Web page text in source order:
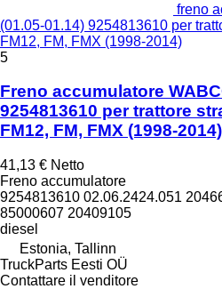
freno
(01.05-01.14) 9254813610 per
FM12, FM, FMX (1998-2014)
5
Freno accumulatore
9254813610 per trattore
FM12, FM, FMX (1998-2014)
41,13 € Netto
Freno accumulatore
9254813610 02.06.2424.051
85000607 20409105
diesel
Estonia, Tallinn
TruckParts Eesti OÜ
Contattare il venditore